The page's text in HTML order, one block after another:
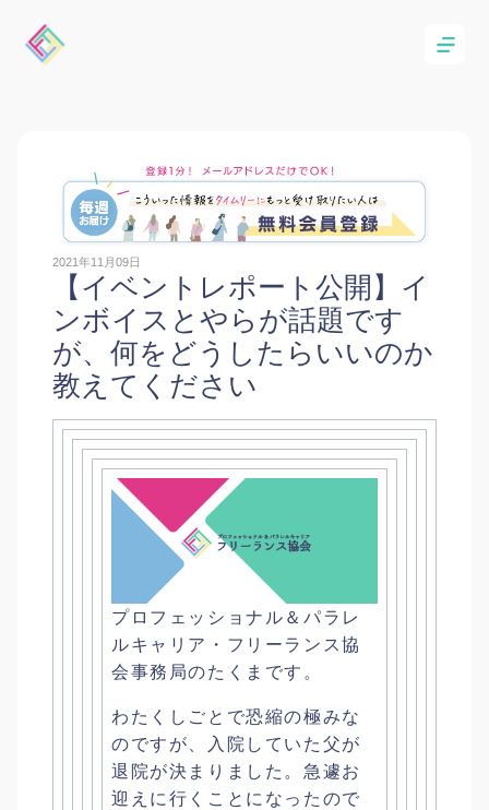
2021年11月09日
【イベントレポート公開】イ
ンボイスとやらが話題です
が、何をどうしたらいいのか
教えてください
プロフェッショナル＆パラレ
ルキャリア・ フリーランス協
会事務局のたくまです。
わたくしごとで恐縮の極みな
のですが、
入院していた父が
退院が決まりました。 急遽お
迎えに行くことになったので